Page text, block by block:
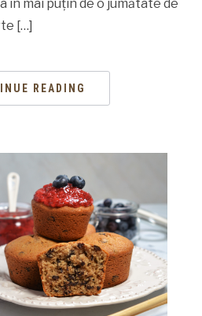
în mai puțin de o jumătate de
[…]
READING